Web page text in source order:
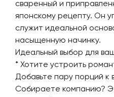
сваренный и
японскому рецепту. Он
служит идеальной
насыщенную начинку.
Идеальный выбор для
* Хотите устроить
Добавьте пару порций к
Собираете компанию?